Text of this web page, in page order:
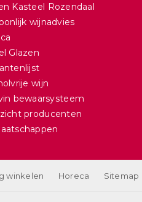
Kasteel Rozendaal
wijnadvies
Glazen
wijn
bewaarsysteem
producenten
winkelen Horeca Sitemap